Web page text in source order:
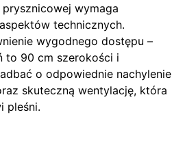
wymaga
technicznych.
wygodnego dostępu –
to 90 cm szerokości i
o odpowiednie nachylenie
skuteczną wentylację, która
pleśni.